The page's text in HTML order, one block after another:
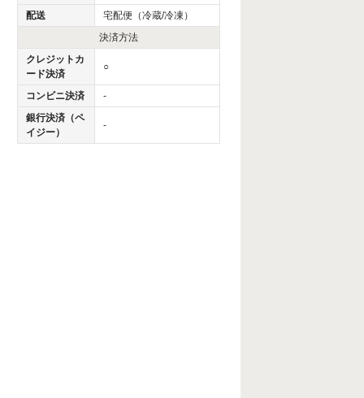
配送
宅配便（冷蔵/冷凍）
決済方法
クレジットカ
ード決済
○
コンビニ決済
-
銀行決済（ペ
イジー）
-